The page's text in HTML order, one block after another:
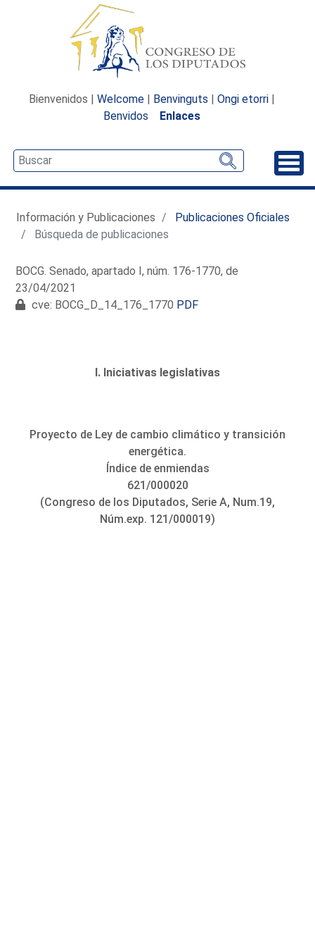
Bienvenidos | Welcome | Benvinguts | Ongi etorri |
Benvidos
Enlaces
Información y Publicaciones
Publicaciones Oficiales
Búsqueda de publicaciones
BOCG. Senado, apartado I, núm. 176-1770, de
23/04/2021
cve: BOCG_D_14_176_1770 PDF
I. Iniciativas legislativas
Proyecto de Ley de cambio climático y transición
energética.
Índice de enmiendas
621/000020
(Congreso de los Diputados, Serie A, Num.19,
Núm.exp. 121/000019)